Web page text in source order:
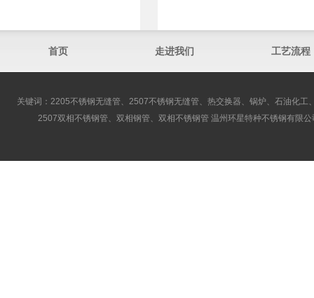
首页 走进我们 工艺流程
关键词：2205不锈钢无缝管、2507不锈钢无缝管、热交换器、锅炉、石油化
2507双相不锈钢管、双相钢管、双相不锈钢管 温州环星特种不锈钢有限